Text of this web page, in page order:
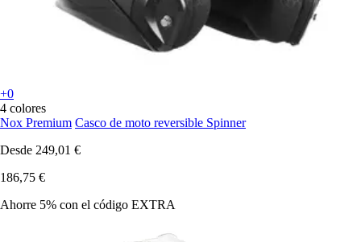
+0
4 colores
Nox Premium Casco de moto reversible Spinner
Desde 249,01 €
186,75 €
Ahorre 5% con el código EXTRA